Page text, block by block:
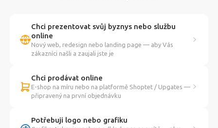
Chci prezentovat svůj byznys nebo službu
online
Nový web, redesign nebo landing page — aby Vás
zákazníci našli a zaujali jste je
Chci prodávat online
E-shop na míru nebo na platformě Shoptet / Upgates —
připravený na první objednávku
Potřebuji logo nebo grafiku